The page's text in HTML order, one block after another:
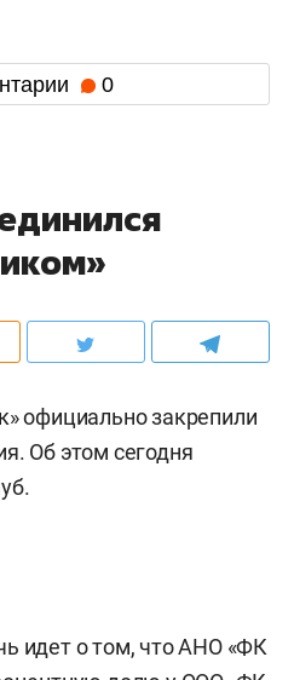
0
официально закрепили
Об этом сегодня
идет о том, что АНО «ФК